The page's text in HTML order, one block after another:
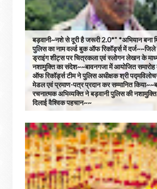
बड़वानी~नशे से दूरी है जरूरी 2.0*" *अभियान बना
पुलिस का नाम वर्ल्ड बुक ऑफ रिकॉर्ड्स में
ड्राइंग शीट्स पर चित्रकला एवं स्लोगन लेखन के
नशामुक्ति का संदेश~~बावनगजा में आयोजित समारोह
ऑफ रिकॉर्ड्स टीम ने पुलिस अधीक्षक श्री
मेडल एवं प्रमाण-पत्र प्रदान कर सम्मानित
रचनात्मक अभिव्यक्ति ने बड़वानी पुलिस की
दिलाई वैश्विक पहचान~~